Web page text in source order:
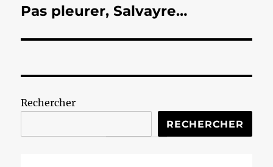
Publication
Pas pleurer, Salvayre…
Rechercher
RECHERCHER